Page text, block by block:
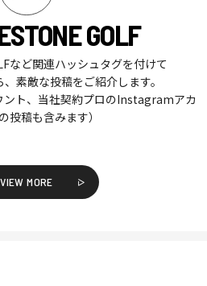
GOLF
など関連ハッシュタグを付けて
素敵な投稿をご紹介します。
ント、当社契約プロのInstagramアカ
投稿も含みます）
VIEW MORE